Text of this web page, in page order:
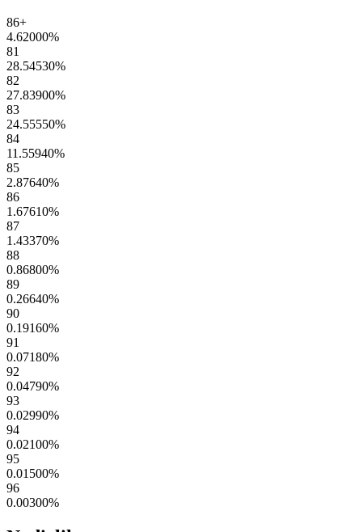
86+
4.62000%
81
28.54530%
82
27.83900%
83
24.55550%
84
11.55940%
85
2.87640%
86
1.67610%
87
1.43370%
88
0.86800%
89
0.26640%
90
0.19160%
91
0.07180%
92
0.04790%
93
0.02990%
94
0.02100%
95
0.01500%
96
0.00300%